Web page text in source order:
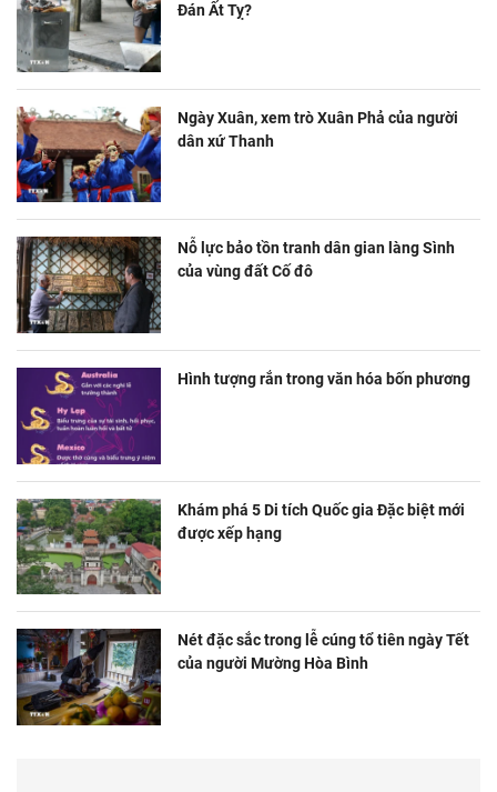
Đán Ất Tỵ?
Ngày Xuân, xem trò Xuân Phả của người
dân xứ Thanh
Nỗ lực bảo tồn tranh dân gian làng Sình
của vùng đất Cố đô
Hình tượng rắn trong văn hóa bốn phương
Khám phá 5 Di tích Quốc gia Đặc biệt mới
được xếp hạng
Nét đặc sắc trong lễ cúng tổ tiên ngày Tết
của người Mường Hòa Bình